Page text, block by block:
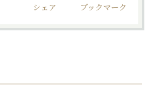
シェア ブックマーク